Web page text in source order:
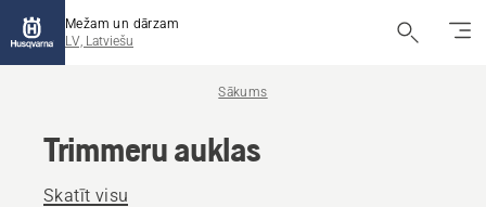
Mežam un dārzam
LV, Latviešu
Sākums
Trimmeru auklas
Skatīt visu